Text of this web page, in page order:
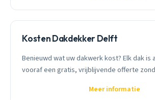
Kosten Dakdekker Delft
Benieuwd wat uw dakwerk kost? Elk dak is
vooraf een gratis, vrijblijvende offerte
Meer informatie